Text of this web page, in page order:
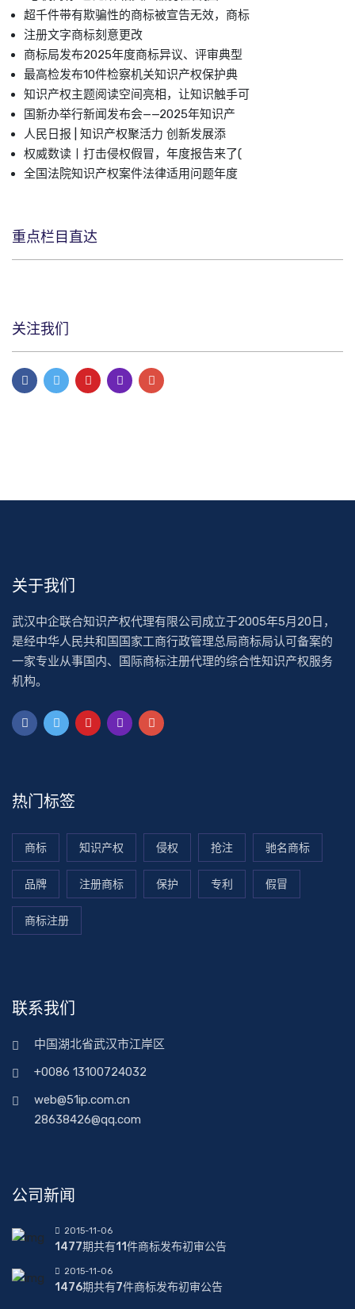
超千件带有欺骗性的商标被宣告无效，商标
注册文字商标刻意更改
商标局发布2025年度商标异议、评审典型
最高检发布10件检察机关知识产权保护典
知识产权主题阅读空间亮相，让知识触手可
国新办举行新闻发布会——2025年知识产
人民日报 | 知识产权聚活力 创新发展添
权威数读丨打击侵权假冒，年度报告来了(
全国法院知识产权案件法律适用问题年度
重点栏目直达
关注我们
关于我们
武汉中企联合知识产权代理有限公司成立于2005年5月20日，
是经中华人民共和国国家工商行政管理总局商标局认可备案的
一家专业从事国内、国际商标注册代理的综合性知识产权服务
机构。
热门标签
商标 知识产权 侵权 抢注 驰名商标
品牌 注册商标 保护 专利 假冒
商标注册
联系我们
中国湖北省武汉市江岸区
+0086 13100724032
web@51ip.com.cn
28638426@qq.com
公司新闻
2015-11-06
1477期共有11件商标发布初审公告
2015-11-06
1476期共有7件商标发布初审公告